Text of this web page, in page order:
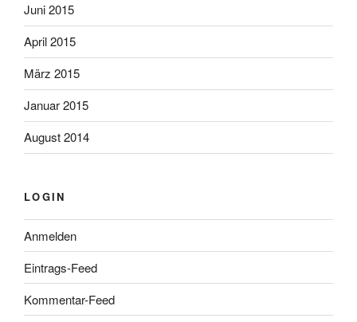
Juni 2015
April 2015
März 2015
Januar 2015
August 2014
LOGIN
Anmelden
Eintrags-Feed
Kommentar-Feed